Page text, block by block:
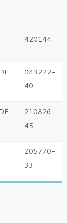
420144
043222-
40
210826-
45
205770-
33